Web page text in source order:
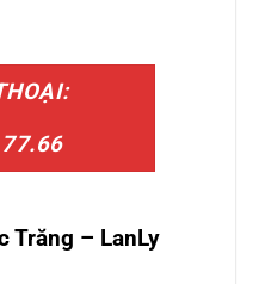
Trăng – LanLy